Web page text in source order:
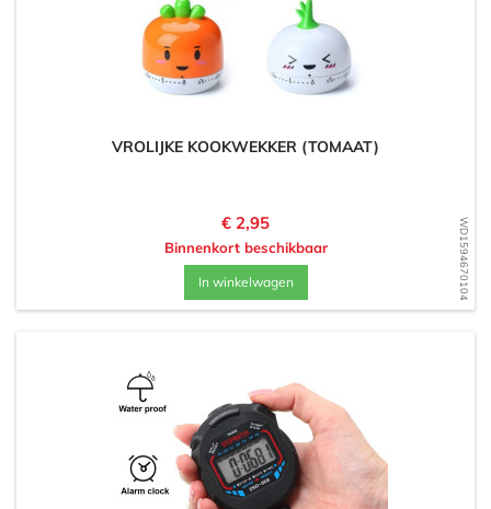
WD1594670104
VROLIJKE KOOKWEKKER (TOMAAT)
Prijs
€ 2,95
Binnenkort beschikbaar
In winkelwagen